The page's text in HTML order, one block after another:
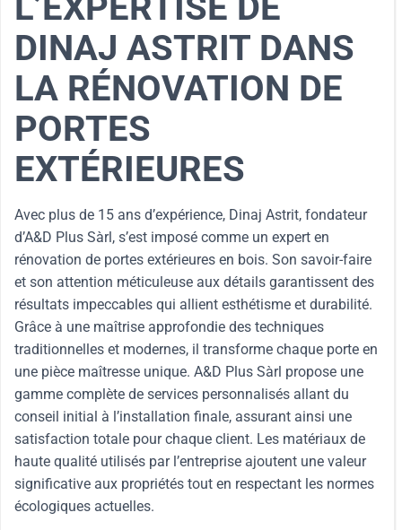
DINAJ ASTRIT DANS
LA RÉNOVATION DE
PORTES
EXTÉRIEURES
Avec plus de 15 ans d’expérience, Dinaj Astrit, fondateur
d’A&D Plus Sàrl, s’est imposé comme un expert en
rénovation de portes extérieures en bois. Son savoir-faire
et son attention méticuleuse aux détails garantissent des
résultats impeccables qui allient esthétisme et durabilité.
Grâce à une maîtrise approfondie des techniques
traditionnelles et modernes, il transforme chaque porte en
une pièce maîtresse unique. A&D Plus Sàrl propose une
gamme complète de services personnalisés allant du
conseil initial à l’installation finale, assurant ainsi une
satisfaction totale pour chaque client. Les matériaux de
haute qualité utilisés par l’entreprise ajoutent une valeur
significative aux propriétés tout en respectant les normes
écologiques actuelles.